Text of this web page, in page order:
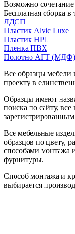
Возможно сочетание
Бесплатная сборка в
ЛДСП
Пластик Alvic Luxe
Пластик HPL
Пленка ПВХ
Полотно АГТ (МДФ)
Все образцы мебели
проекту в
Образцы имеют
поиска по сайту, все
Все мебельные
образцов по цвету,
способами монтажа
фурнитуры.
Способ монтажа и
выбирается